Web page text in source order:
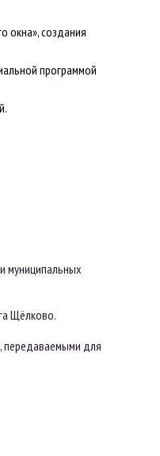
окна», создания
программой
муниципальных
Щёлково.
передаваемыми для